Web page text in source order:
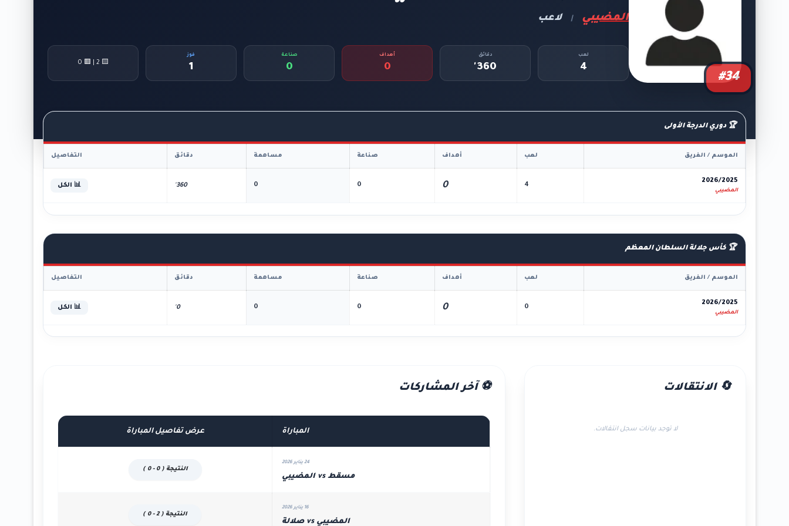
#34
المضيبي | لاعب
لعب
4
دقائق
360'
أهداف
0
صناعة
0
فوز
1
🟨 2 | 🟥 0
🏆 دوري الدرجة الأولى
الموسم / الفريق لعب أهداف صناعة مساهمة دقائق التفاصيل
2026/2025
المضيبي
4
0
0
0
360' 📊 الكل
🏆 كأس جلالة السلطان المعظم
الموسم / الفريق لعب أهداف صناعة مساهمة دقائق التفاصيل
2026/2025
المضيبي
0
0
0
0
0' 📊 الكل
🔄 الانتقالات
لا توجد بيانات سجل انتقالات.
⚽ آخر المشاركات
المباراة عرض تفاصيل المباراة
24 يناير 2026
مسقط vs المضيبي
النتيجة ( 0 - 0 )
16 يناير 2026
المضيبي vs صلالة
النتيجة ( 2 - 0 )